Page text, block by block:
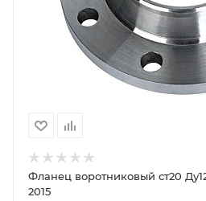
Фланец воротниковый ст20
2015